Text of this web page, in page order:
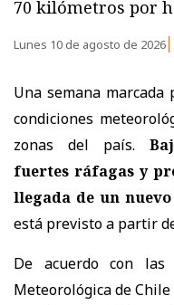
70 kilómetros por
Lunes 10 de agosto de 2026
Una semana
condiciones
zonas del país.
fuertes ráfagas y
llegada de un
está previsto a partir
De acuerdo con las
Meteorológica de